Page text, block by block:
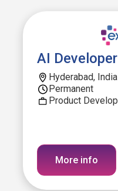
AI Developer
Hyderabad, India
Permanent
Product
More info